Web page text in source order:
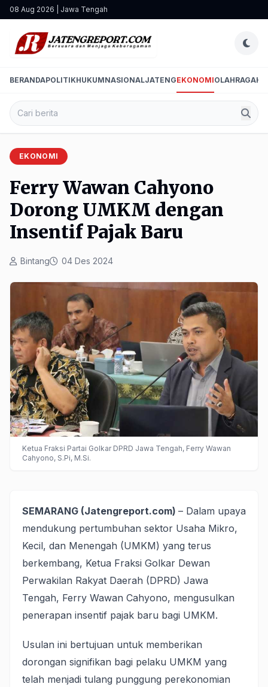
08 Aug 2026 | Jawa Tengah
BERANDAPOLITIKHUKUMNASIONALJATENGEKONOMIOLAHRAGA
EKONOMI
Ferry Wawan Cahyono
Dorong UMKM dengan
Insentif Pajak Baru
Bintang 04 Des 2024
Ketua Fraksi Partai Golkar DPRD Jawa Tengah, Ferry Wawan
Cahyono, S.Pi, M.Si.
SEMARANG (Jatengreport.com) – Dalam upaya
mendukung pertumbuhan sektor Usaha Mikro,
Kecil, dan Menengah (UMKM) yang terus
berkembang, Ketua Fraksi Golkar Dewan
Perwakilan Rakyat Daerah (DPRD) Jawa
Tengah, Ferry Wawan Cahyono, mengusulkan
penerapan insentif pajak baru bagi UMKM.
Usulan ini bertujuan untuk memberikan
dorongan signifikan bagi pelaku UMKM yang
telah menjadi tulang punggung perekonomian